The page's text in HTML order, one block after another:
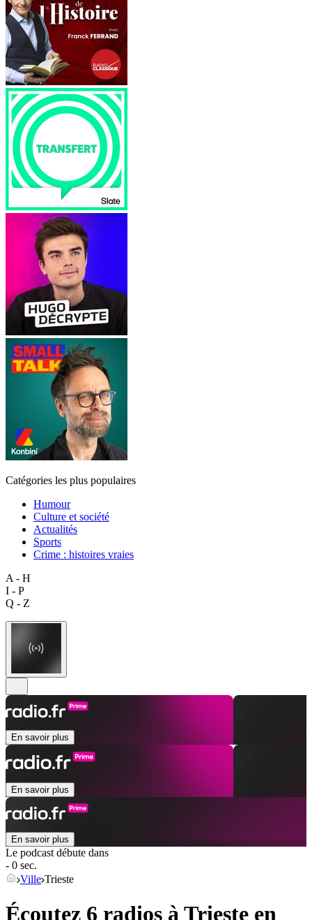
Catégories les plus populaires
Humour
Culture et société
Actualités
Sports
Crime : histoires vraies
A - H
I - P
Q - Z
En savoir plus
En savoir plus
En savoir plus
Le podcast débute dans
- 0 sec.
Ville Trieste
Écoutez 6 radios à Trieste en